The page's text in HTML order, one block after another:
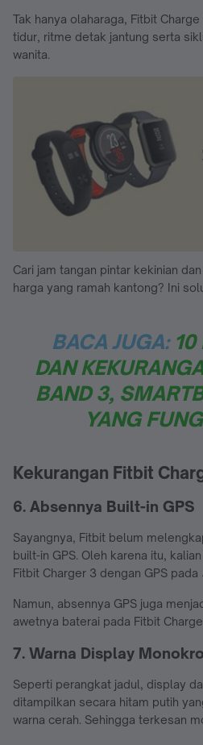
Tak hanya olaharaga, Fitbit
tidur, ritme detak jantung serta
wanita.
Cari jam tangan pintar kekinian
harga yang ramah kantong? Ini
BACA JUGA: 10
DAN
BAND 3,
YANG
Kekurangan Fitbit
6. Absennya Built-in GPS
Sayangnya, Fitbit belum
built-in GPS. Oleh karena itu,
Fitbit Charger 3 dengan GPS pada
Namun, absennya GPS juga
awetnya baterai pada Fitbit
7. Warna Display
Seperti perangkat jadul, display
ditampilkan secara hitam putih
warna cerah. Sehingga terkesan